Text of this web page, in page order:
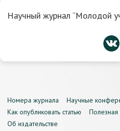
Научный журнал “Молодой
Номера журнала Научные
Как опубликовать статью
Об издательстве